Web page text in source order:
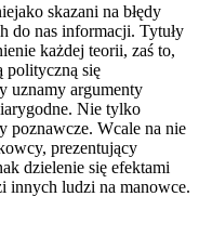
skazani na błędy
do nas informacji. Tytuły
każdej teorii, zaś to,
polityczną się
uznamy argumenty
Nie tylko
poznawcze. Wcale na nie
prezentujący
dzielenie się efektami
innych ludzi na manowce.